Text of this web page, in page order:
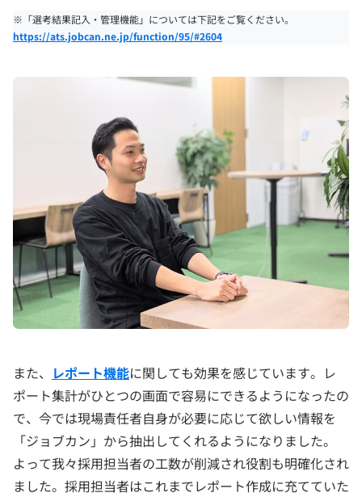
※「選考結果記入・管理機能」については下記をご覧ください。
https://ats.jobcan.ne.jp/function/95/#2604
また、 レポート機能に関しても効果を感じています。レ
ポート集計がひとつの画面で容易にできるようになったの
で、今では現場責任者自身が必要に応じて欲しい情報を
「ジョブカン」から抽出してくれるようになりました。
よって我々採用担当者の工数が削減され役割も明確化され
ました。採用担当者はこれまでレポート作成に充てていた